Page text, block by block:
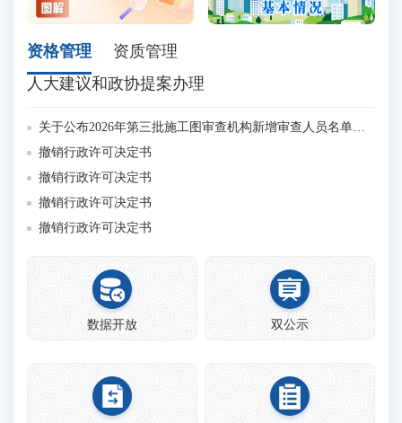
资格管理
资质管理
人大建议和政协提案办理
撤销行政许可决定书
撤销行政许可决定书
撤销行政许可决定书
撤销行政许可决定书
数据开放 双公示